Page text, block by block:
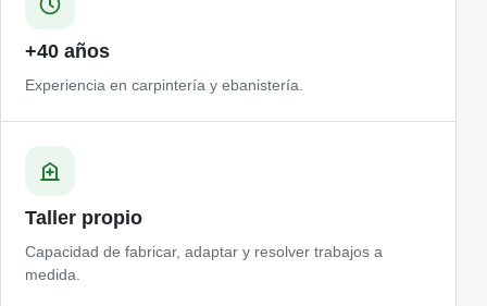
+40 años
Experiencia en carpintería y ebanistería.
Taller propio
Capacidad de fabricar, adaptar y resolver trabajos a
medida.